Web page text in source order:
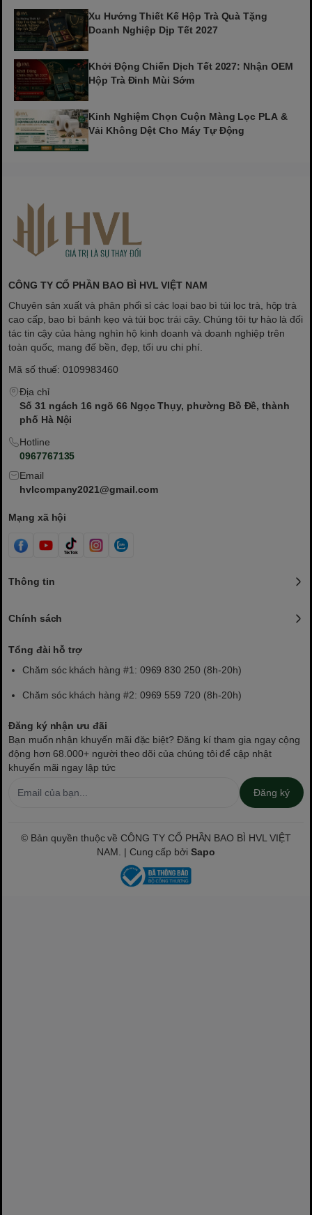
Xu Hướng Thiết Kế Hộp Trà Quà Tặng
Doanh Nghiệp Dịp Tết 2027
Khởi Động Chiến Dịch Tết 2027: Nhận OEM
Hộp Trà Đinh Mùi Sớm
Kinh Nghiệm Chọn Cuộn Màng Lọc PLA &
Vải Không Dệt Cho Máy Tự Động
CÔNG TY CỔ PHẦN BAO BÌ HVL VIỆT NAM
Chuyên sản xuất và phân phối sỉ các loại bao bì túi lọc trà, hộp trà
cao cấp, bao bì bánh kẹo và túi bọc trái cây. Chúng tôi tự hào là đối
tác tin cậy của hàng nghìn hộ kinh doanh và doanh nghiệp trên
toàn quốc, mang đế bền, đẹp, tối ưu chi phí.
Mã số thuế: 0109983460
Địa chỉ
Số 31 ngách 16 ngõ 66 Ngọc Thụy, phường Bồ Đề, thành
phố Hà Nội
Hotline
0967767135
Email
hvlcompany2021@gmail.com
Mạng xã hội
Thông tin
Chính sách
Tổng đài hỗ trợ
Chăm sóc khách hàng #1: 0969 830 250 (8h-20h)
Chăm sóc khách hàng #2: 0969 559 720 (8h-20h)
Đăng ký nhận ưu đãi
Bạn muốn nhận khuyến mãi đặc biệt? Đăng kí tham gia ngay cộng
động hơn 68.000+ người theo dõi của chúng tôi để cập nhật
khuyến mãi ngay lập tức
Đăng ký
© Bản quyền thuộc về CÔNG TY CỔ PHẦN BAO BÌ HVL VIỆT
NAM. | Cung cấp bởiSapo